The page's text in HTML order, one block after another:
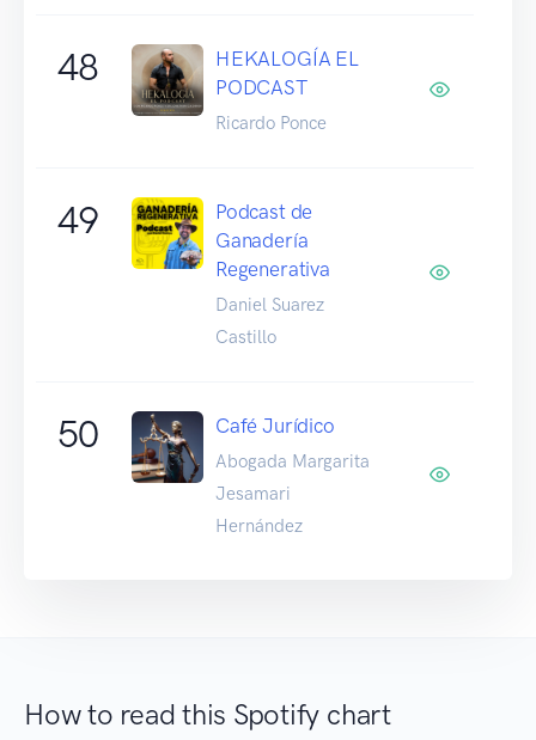
48
HEKALOGÍA EL
PODCAST
Ricardo Ponce
49
Podcast de
Ganadería
Regenerativa
Daniel Suarez
Castillo
50 Café Jurídico
Abogada Margarita
Jesamari
Hernández
How to read this Spotify chart